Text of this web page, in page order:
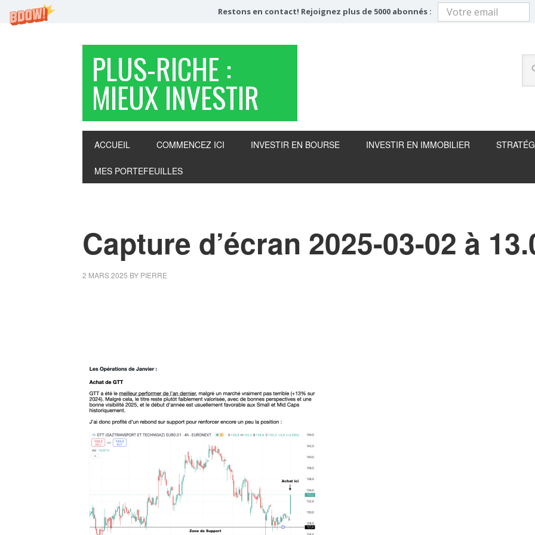
Restons en contact! Rejoignez plus de 5000 abonnés :
PLUS-RICHE :
MIEUX INVESTIR
ACCUEIL COMMENCEZ ICI INVESTIR EN BOURSE INVESTIR EN IMMOBILIER
MES PORTEFEUILLES
Capture d’écran 2025-03-02 à
2 MARS 2025 BY PIERRE